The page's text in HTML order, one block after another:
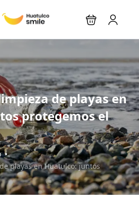
de playas en
protegemos el
playas en Huatulco: juntos